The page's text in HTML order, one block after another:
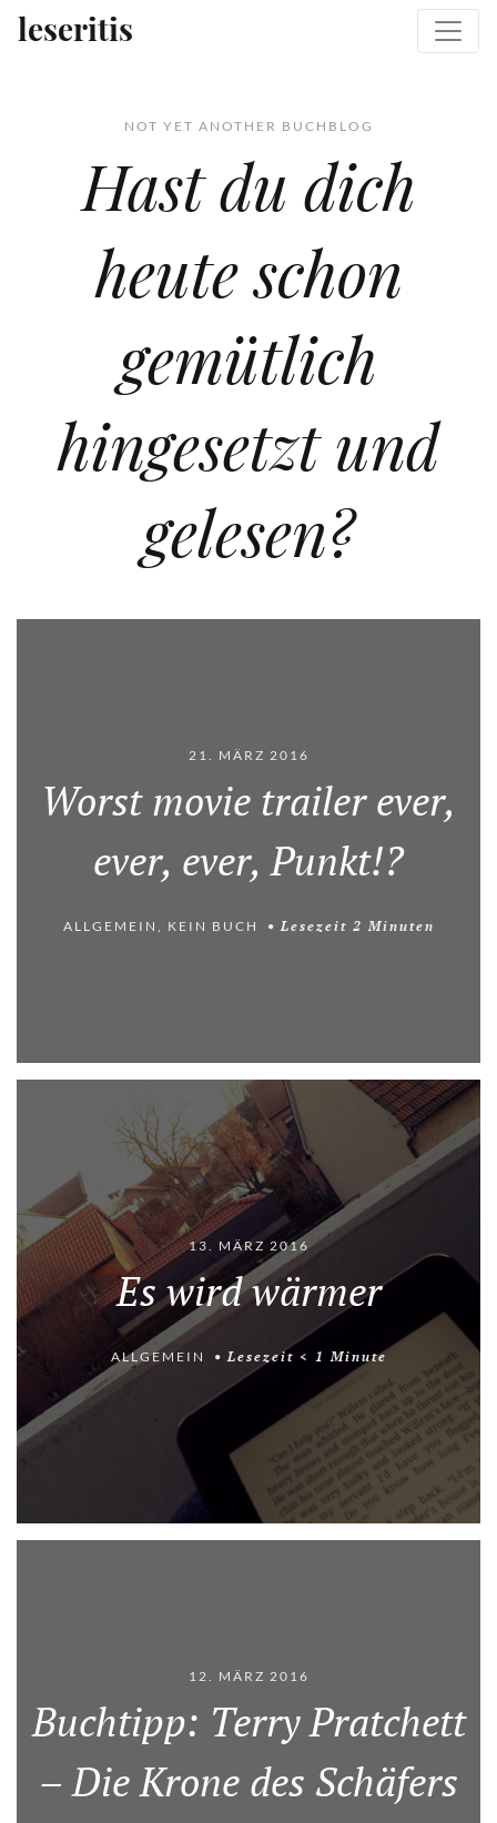
Hauptmenü
Zum Inhalt wechseln
Zum sekundären Inhalt wechseln
leseritis
NOT YET ANOTHER BUCHBLOG
Hast du dich
heute schon
gemütlich
hingesetzt und
gelesen?
21. MÄRZ 2016
Worst movie trailer ever,
ever, ever, Punkt!?
ALLGEMEIN , KEIN BUCH Lesezeit 2 Minuten
13. MÄRZ 2016
Es wird wärmer
ALLGEMEIN Lesezeit < 1 Minute
12. MÄRZ 2016
Buchtipp: Terry Pratchett
– Die Krone des Schäfers